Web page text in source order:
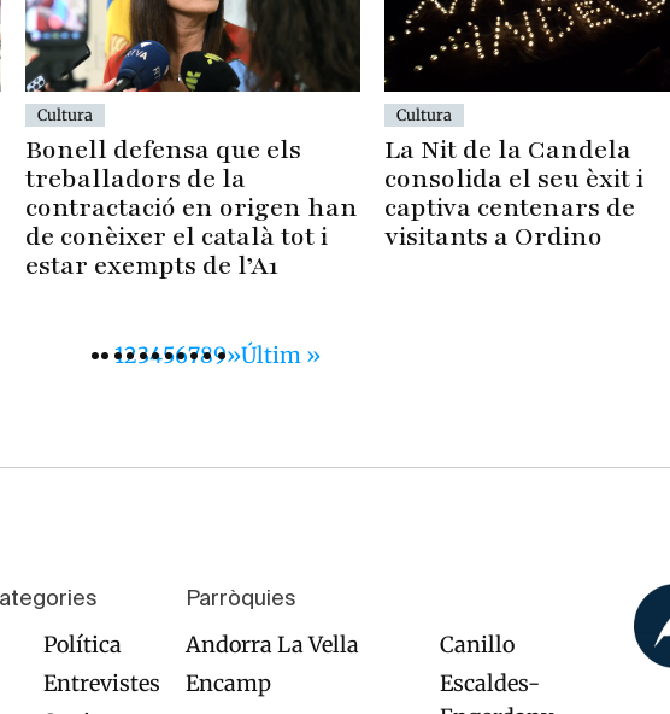
Cultura
Bonell defensa que els
treballadors de la
contractació en origen han
de conèixer el català tot i
estar exempts de l’A1
Cultura
La Nit de la Candela
consolida el seu èxit i
captiva centenars de
visitants a Ordino
Pàgina
1Pàgina
2Pàgina
3Pàgina
4Pàgina
5Pàgina
6Pàgina
7Pàgina
8Pàgina
9Pàgina
››Última
Últim »
Política
Entrevistes
Parròquies
Andorra La Vella
Canillo
Encamp
Escaldes-